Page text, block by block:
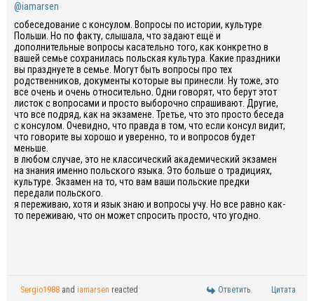
@iamarsen
собеседование с консулом. Вопросы по истории, культуре
Польши. Но по факту, слышала, что задают ещё и
дополнительные вопросы касательно того, как конкретно в
вашей семье сохранилась польская культура. Какие праздники
вы празднуете в семье. Могут быть вопросы про тех
родственников, документы которые вы принесли. Ну тоже, это
все очень и очень относительно. Одни говорят, что берут этот
листок с вопросами и просто выборочно спрашивают. Другие,
что все подряд, как на экзамене. Третье, что это просто беседа
с консулом. Очевидно, что правда в том, что если консул видит,
что говорите вы хорошо и уверенно, то и вопросов будет
меньше.
в любом случае, это не классический академический экзамен
на знания именно польского языка. Это больше о традициях,
культуре. Экзамен на то, что вам ваши польские предки
передали польского.
я переживаю, хотя и язык знаю и вопросы учу. Но все равно как-
то переживаю, что он может спросить просто, что угодно.
Sergio1988 and iamarsen reacted Ответить Цитата